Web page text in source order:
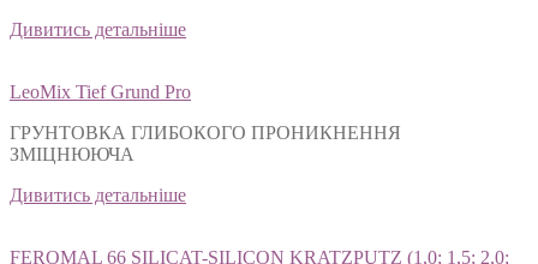
Дивитись детальніше
LeoMix Tief Grund Pro
ГРУНТОВКА ГЛИБОКОГО ПРОНИКНЕННЯ
ЗМІЦНЮЮЧА
Дивитись детальніше
FEROMAL 66 SILICAT-SILICON KRATZPUTZ (1,0; 1,5; 2,0;